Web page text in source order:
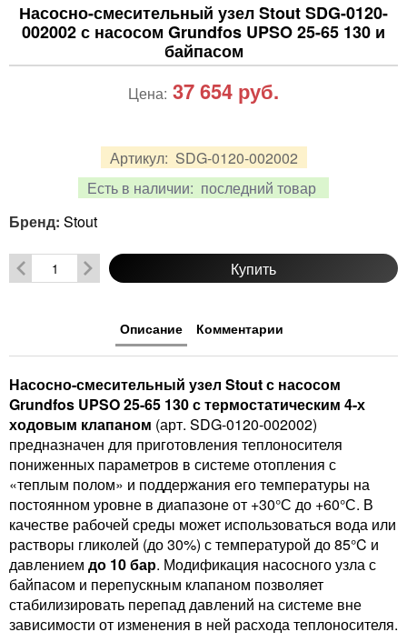
Насосно-смесительный узел Stout SDG-0120-
002002 с насосом Grundfos UPSO 25-65 130 и
байпасом
Артикул: SDG-0120-002002
Есть в наличии: последний товар
Цена: 37 654 руб.
Бренд: Stout
Купить
Описание Комментарии
Насосно-смесительный узел Stout с насосом
Grundfos UPSO 25-65 130 с термостатическим 4-х
ходовым клапаном (арт. SDG-0120-002002)
предназначен для приготовления теплоносителя
пониженных параметров в системе отопления с
«теплым полом» и поддержания его температуры на
постоянном уровне в диапазоне от +30°С до +60°С. В
качестве рабочей среды может использоваться вода или
растворы гликолей (до 30%) с температурой до 85°C и
давлением до 10 бар. Модификация насосного узла с
байпасом и перепускным клапаном позволяет
стабилизировать перепад давлений на системе вне
зависимости от изменения в ней расхода теплоносителя.